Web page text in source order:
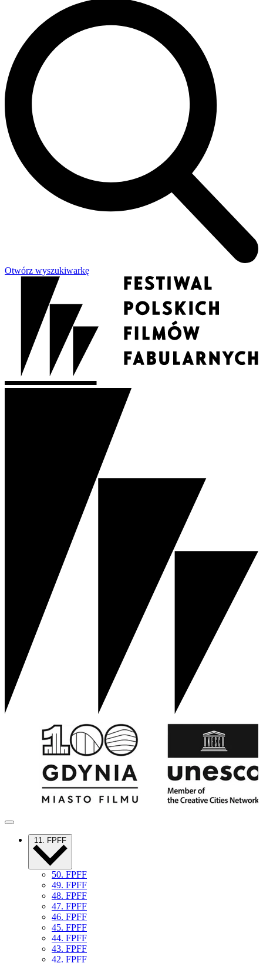
Otwórz wyszukiwarkę
11. FPFF
50. FPFF
49. FPFF
48. FPFF
47. FPFF
46. FPFF
45. FPFF
44. FPFF
43. FPFF
42. FPFF